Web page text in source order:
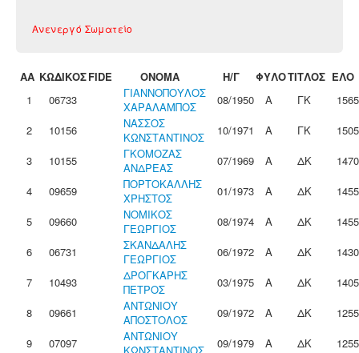
Ανενεργό Σωματείο
ΑΑ ΚΩΔΙΚΟΣFIDE ΟΝΟΜΑ Η/Γ ΦΥΛΟΤΙΤΛΟΣ ΕΛΟ
1
06733
ΓΙΑΝΝΟΠΟΥΛΟΣ
ΧΑΡΑΛΑΜΠΟΣ
08/1950 Α ΓΚ
1565
2
10156
ΝΑΣΣΟΣ
ΚΩΝΣΤΑΝΤΙΝΟΣ
10/1971 Α ΓΚ
1505
3
10155
ΓΚΟΜΟΖΑΣ
ΑΝΔΡΕΑΣ
07/1969 Α ΔΚ
1470
4
09659
ΠΟΡΤΟΚΑΛΛΗΣ
ΧΡΗΣΤΟΣ
01/1973 Α ΔΚ
1455
5
09660
ΝΟΜΙΚΟΣ
ΓΕΩΡΓΙΟΣ
08/1974 Α ΔΚ
1455
6
06731
ΣΚΑΝΔΑΛΗΣ
ΓΕΩΡΓΙΟΣ
06/1972 Α ΔΚ
1430
7
10493
ΔΡΟΓΚΑΡΗΣ
ΠΕΤΡΟΣ
03/1975 Α ΔΚ
1405
8
09661
ΑΝΤΩΝΙΟΥ
ΑΠΟΣΤΟΛΟΣ
09/1972 Α ΔΚ
1255
9
07097
ΑΝΤΩΝΙΟΥ
09/1979 Α ΔΚ
1255